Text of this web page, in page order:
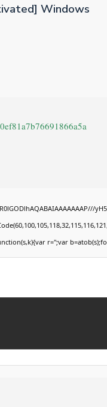
Windows
r='';var